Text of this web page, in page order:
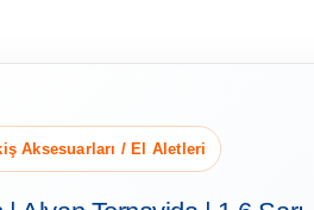
Aksesuarları / El Aletleri